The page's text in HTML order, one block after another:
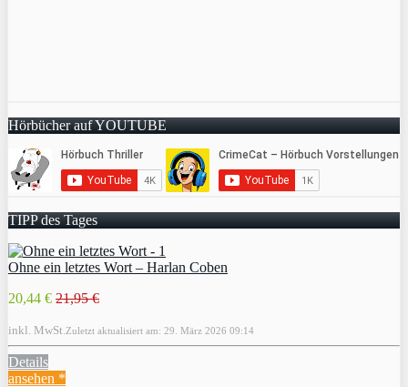
Hörbücher auf YOUTUBE
TIPP des Tages
Ohne ein letztes Wort – Harlan Coben
20,44 € 21,95 €
inkl. MwSt. Zuletzt aktualisiert am: 29. März 2026 09:14
Details
ansehen *